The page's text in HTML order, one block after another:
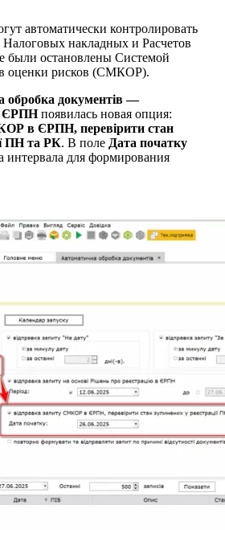
автоматически контролировать
Налоговых накладных и Расчетов
были остановлены Системой
оценки рисков (СМКОР).
обробка документів —
ЄРПНпоявилась новая опция:
в ЄРПН, перевірити стан
ПН та РК. В поле Дата початку
интервала для формирования